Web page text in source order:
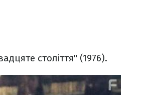
століття" (1976).